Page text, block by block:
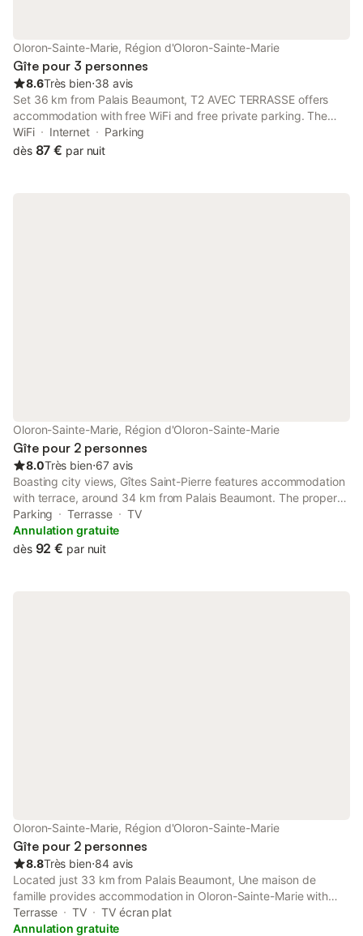
Oloron-Sainte-Marie, Région d'Oloron-Sainte-Marie
Gîte pour 3 personnes
8.6Très bien⋅38 avis
Set 36 km from Palais Beaumont, T2 AVEC TERRASSE offers
accommodation with free WiFi and free private parking. The
property is around 40 km from Palais des Sports de Pau, 31 km
from Pau-Artiguelouve Golf Course and 36 km from Pau Golf
WiFi Internet
Parking
dès 87 € par nuit
Oloron-Sainte-Marie, Région d'Oloron-Sainte-Marie
Gîte pour 2 personnes
8.0Très bien⋅67 avis
Boasting city views, Gîtes Saint-Pierre features accommodation
with terrace, around 34 km from Palais Beaumont. The property
is around 38 km from Zénith-Pau, 38 km from Palais des Sports
de Pau and 30 km from Pau-Artiguelouve Golf Course.
Parking Terrasse
TV
Annulation gratuite
dès 92 € par nuit
Oloron-Sainte-Marie, Région d'Oloron-Sainte-Marie
Gîte pour 2 personnes
8.8Très bien⋅84 avis
Located just 33 km from Palais Beaumont, Une maison de
famille provides accommodation in Oloron-Sainte-Marie with
access to a garden, barbecue facilities, as well as a 24-hour
front desk.
Terrasse TV
TV écran plat
Annulation gratuite